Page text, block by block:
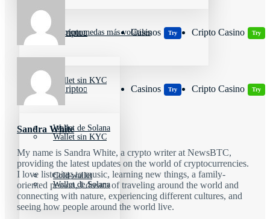
Wallets Cripto
Wallet sin KYC
Wallet de Solana
Cold wallet
Casinos Try Cripto Casino Try
Criptomonedas más volátiles
Wallets Cripto
Wallet sin KYC
Wallet de Solana
Casinos Try Cripto Casino Try
Sandra White
My name is Sandra White, a crypto writer at NewsBTC,
providing the latest updates on the world of cryptocurrencies.
I love listening to music, learning new things, a family-
oriented person, I dream of traveling around the world and
connecting with nature, experiencing different cultures, and
seeing how people around the world live.